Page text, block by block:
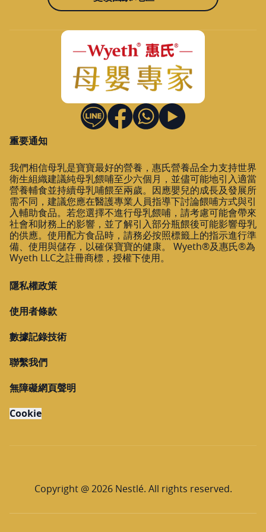
重要通知
我們相信母乳是寶寶最好的營養，惠氏營養品全力支持世界
衛生組織建議純母乳餵哺至少六個月，並儘可能地引入適當
營養輔食並持續母乳哺餵至兩歲。因應嬰兒的成長及發展所
需不同，建議您應在醫護專業人員指導下討論餵哺方式與引
入輔助食品。若您選擇不進行母乳餵哺，請考慮可能會帶來
社會和財務上的影響，並了解引入部分瓶餵後可能影響母乳
的供應。使用配方食品時，請務必按照標籤上的指示進行準
備、使用與儲存，以確保寶寶的健康。 Wyeth®及惠氏®為
Wyeth LLC之註冊商標，授權下使用。
隱私權政策
使用者條款
數據記錄技術
聯繫我們
無障礙網頁聲明
Cookie
Copyright @ 2026 Nestlé. All rights reserved.